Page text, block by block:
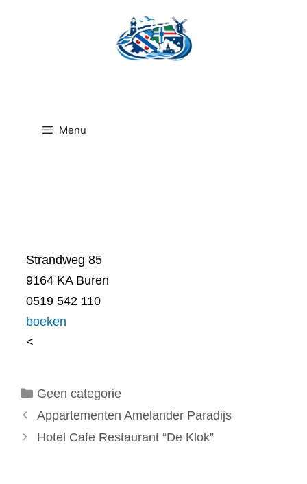
Menu
Strandweg 85
9164 KA Buren
0519 542 110
boeken
<
Categorieën
Geen categorie
Appartementen Amelander Paradijs
Hotel Cafe Restaurant “De Klok”